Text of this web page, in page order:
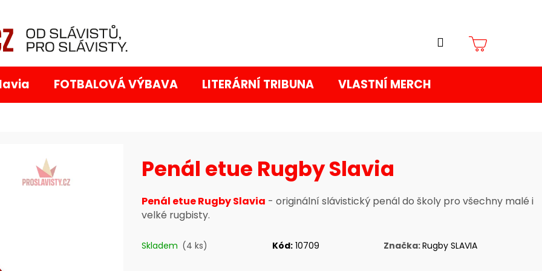
FOTBALOVÁ VÝBAVA LITERÁRNÍ TRIBUNA VLASTNÍ MERCH
PřihlášeníNákupní
Penál etue Rugby Slavia
Penál etue Rugby Slavia - originální slávistický penál do školy pro všechny malé i
velké rugbisty.
Skladem (4 ks) Kód: 10709 Značka:Rugby SLAVIA
Co potřebujete najít?
Doporučujeme